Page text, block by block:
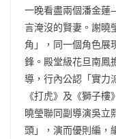
一晚看盡兩個潘金
言淹沒的賢妻。謝曉
角」，同一個角色展
鋒。殿堂級花旦南鳳
導，行內公認「實力
《打虎》及《獅子
曉瑩聯同副導演吳立
頭」，演而優則編，